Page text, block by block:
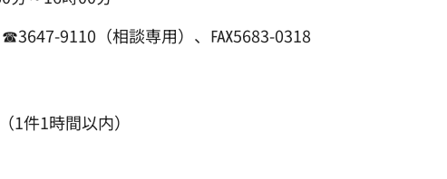
☎3647-9110（相談専用）、℻5683-0318
1件1時間以内）